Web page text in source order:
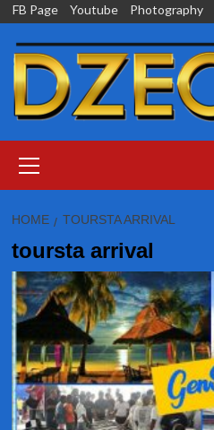
Skip
content
FB Page Youtube Photography
Menu
HOME TOURSTA ARRIVAL
toursta arrival